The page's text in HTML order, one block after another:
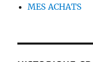
MES ACHATS